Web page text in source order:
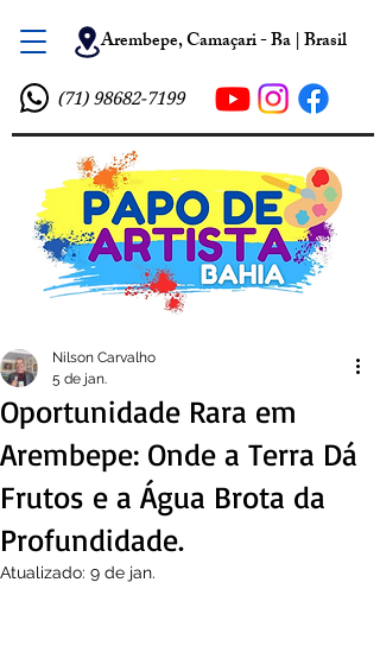
Arembepe, Camaçari - Ba | Brasil
(71) 98682-7199
Oportunidade Rara em
Arembepe: Onde a Terra Dá
Frutos e a Água Brota da
Profundidade.
Nilson Carvalho
5 de jan.
Atualizado: 9 de jan.